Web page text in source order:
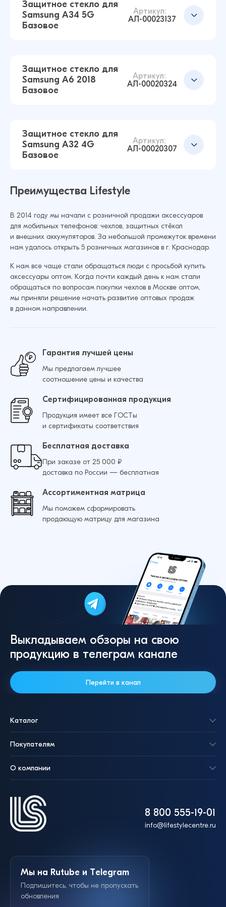
17 ₽
14 ₽16 ₽
14 ₽16 ₽
Защитное стекло для
Samsung A34 5G
Базовое
Артикул:
АЛ-00023137
14 ₽14 ₽
Добавить в корзину
Защитное стекло для
Samsung A6 2018
Базовое
Артикул:
АЛ-00020324
Защитное стекло для Samsung A6 2018
Базовое (Черный)
Защитное стекло для
Samsung A32 4G
Базовое
Артикул:
АЛ-00020307
Защитное стекло для Samsung A32 4G
Базовое (Черный)
Добавить в корзину
Преимущества Lifestyle
В 2014 году мы начали с розничной продажи аксессуаров
для мобильных телефонов: чехлов, защитных стёкол
и внешних аккумуляторов. За небольшой промежуток времени
нам удалось открыть 5 розничных магазинов в г. Краснодар.
К нам все чаще стали обращаться люди с просьбой купить
аксессуары оптом. Когда почти каждый день к нам стали
обращаться по вопросам покупки чехлов в Москве оптом,
мы приняли решение начать развитие оптовых продаж
в данном направлении.
Гарантия лучшей цены
Мы предлагаем лучшее
соотношение цены и качества
Сертифицированная продукция
Продукция имеет все ГОСТы
и сертификаты соответствия
Бесплатная доставка
При заказе от 25 000 ₽
доставка по России — бесплатная
Ассортиментная матрица
Мы поможем сформировать
продающую матрицу для магазина
Выкладываем обзоры на свою
продукцию в телеграм канале
Перейти в канал
8 800 555-19-01
info@lifestylecentre.ru
Каталог
Покупателям
О компании
Мы на Rutube и Telegram
Подпишитесь, чтобы не пропускать
обновления